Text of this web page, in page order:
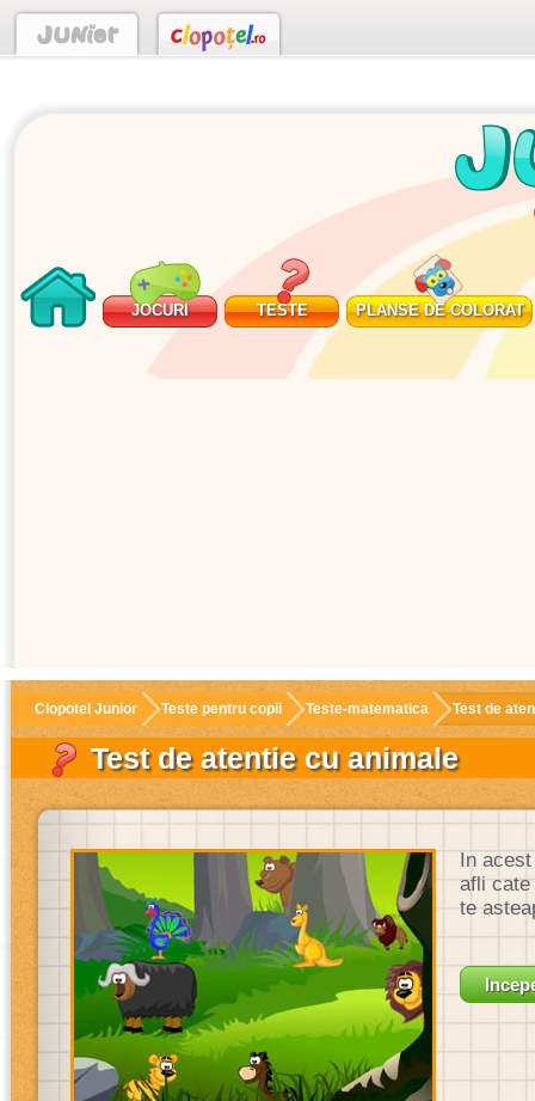
JOCURI TESTE PLANSE DE COLORAT
Clopotel Junior Teste pentru copii Teste-matematica Test de
Test de atentie cu animale
In
afli cate
te